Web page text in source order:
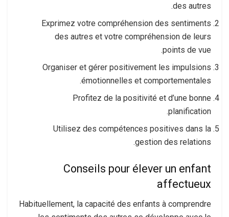
des autres.
Exprimez votre compréhension des sentiments
des autres et votre compréhension de leurs
points de vue.
Organiser et gérer positivement les impulsions
émotionnelles et comportementales.
Profitez de la positivité et d’une bonne
planification.
Utilisez des compétences positives dans la
gestion des relations.
Conseils pour élever un enfant
affectueux
Habituellement, la capacité des enfants à comprendre